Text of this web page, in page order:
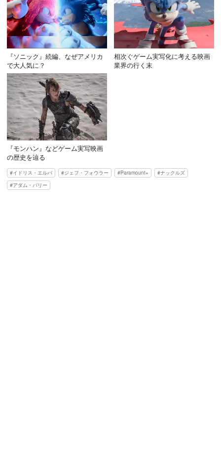
『ソニック』続編、なぜアメリカ
で大人気に？
相次ぐゲーム実写化に考える映画
業界の行く末
『モンハン』などゲーム実写映画
の歴史を辿る
イドリス・エルバ ジェフ・フォウラー Paramount+
ナックルズ
アダム・パリー